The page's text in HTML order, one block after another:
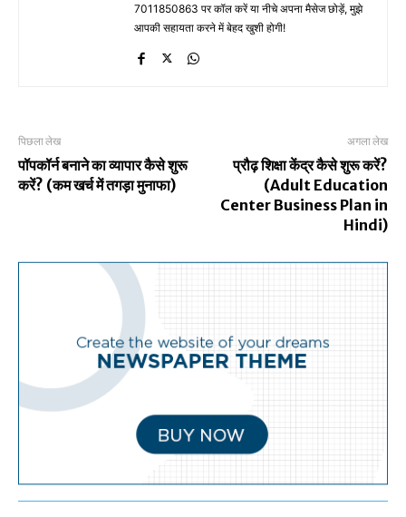
7011850863 पर कॉल करें या नीचे अपना मैसेज छोड़ें, मुझे
आपकी सहायता करने में बेहद खुशी होगी!
पिछला लेख
पॉपकॉर्न बनाने का व्यापार कैसे शुरू
करें? (कम खर्च में तगड़ा मुनाफा)
अगला लेख
प्रौढ़ शिक्षा केंद्र कैसे शुरू करें?
(Adult Education
Center Business Plan in
Hindi)